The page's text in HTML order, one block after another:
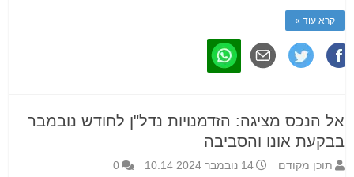
קרא עוד »
אל הנכס מציגה: הזדמנויות נדל"ן לחודש נובמבר
בבקעת אונו והסביבה
תוכן מקודם 14 נובמבר 2024 10:14 0